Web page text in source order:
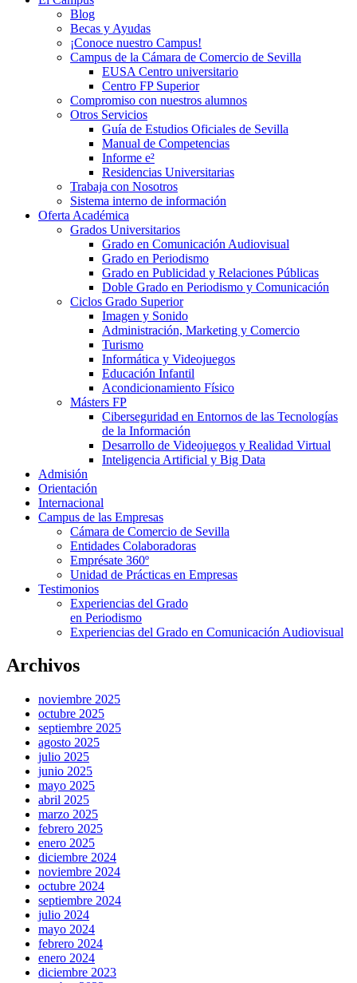
Blog
Becas y Ayudas
¡Conoce nuestro Campus!
Campus de la Cámara de Comercio de Sevilla
EUSA Centro universitario
Centro FP Superior
Compromiso con nuestros alumnos
Otros Servicios
Guía de Estudios Oficiales de Sevilla
Manual de Competencias
Informe e²
Residencias Universitarias
Trabaja con Nosotros
Sistema interno de información
Oferta Académica
Grados Universitarios
Grado en Comunicación Audiovisual
Grado en Periodismo
Grado en Publicidad y Relaciones Públicas
Doble Grado en Periodismo y Comunicación
Ciclos Grado Superior
Imagen y Sonido
Administración, Marketing y Comercio
Turismo
Informática y Videojuegos
Educación Infantil
Acondicionamiento Físico
Másters FP
Ciberseguridad en Entornos de las Tecnologías
de la Información
Desarrollo de Videojuegos y Realidad Virtual
Inteligencia Artificial y Big Data
Admisión
Orientación
Internacional
Campus de las Empresas
Cámara de Comercio de Sevilla
Entidades Colaboradoras
Emprésate 360º
Unidad de Prácticas en Empresas
Testimonios
Experiencias del Grado
en Periodismo
Experiencias del Grado en Comunicación Audiovisual
Archivos
noviembre 2025
octubre 2025
septiembre 2025
agosto 2025
julio 2025
junio 2025
mayo 2025
abril 2025
marzo 2025
febrero 2025
enero 2025
diciembre 2024
noviembre 2024
octubre 2024
septiembre 2024
julio 2024
mayo 2024
febrero 2024
enero 2024
diciembre 2023